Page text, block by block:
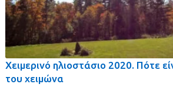
Χειμερινό ηλιοστάσιο 2020. Πότε
του χειμώνα